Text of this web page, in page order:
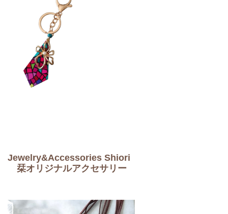
Jewelry&Accessories Shiori
栞オリジナルアクセサリー